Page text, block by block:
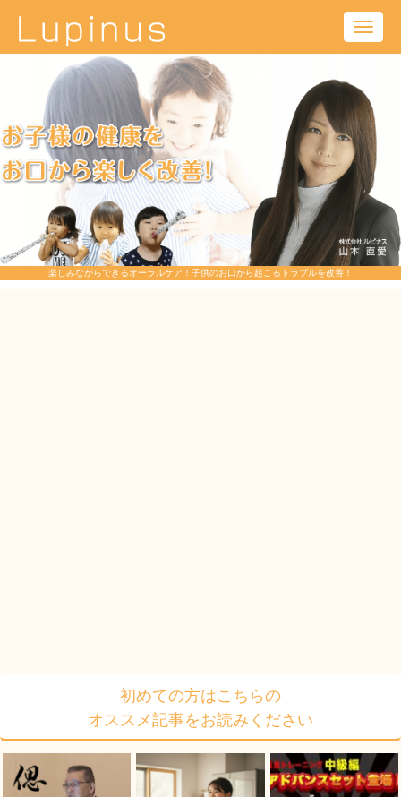
楽しみながらできるオーラルケア！子供のお口から起こるトラブルを改善！
初めての方はこちらの
オススメ記事をお読みください